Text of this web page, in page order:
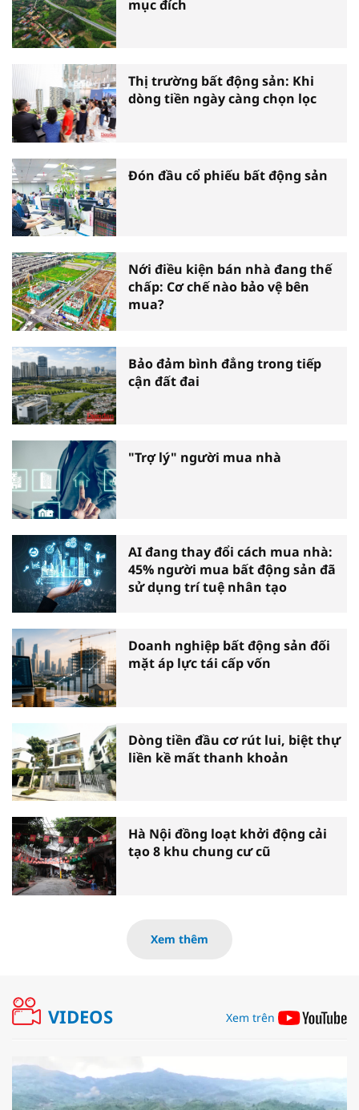
mục đích
Thị trường bất động sản: Khi
dòng tiền ngày càng chọn lọc
Đón đầu cổ phiếu bất động sản
Nới điều kiện bán nhà đang thế
chấp: Cơ chế nào bảo vệ bên
mua?
Bảo đảm bình đẳng trong tiếp
cận đất đai
"Trợ lý" người mua nhà
AI đang thay đổi cách mua nhà:
45% người mua bất động sản đã
sử dụng trí tuệ nhân tạo
Doanh nghiệp bất động sản đối
mặt áp lực tái cấp vốn
Dòng tiền đầu cơ rút lui, biệt thự
liền kề mất thanh khoản
Hà Nội đồng loạt khởi động cải
tạo 8 khu chung cư cũ
Xem thêm
VIDEOS Xem trên